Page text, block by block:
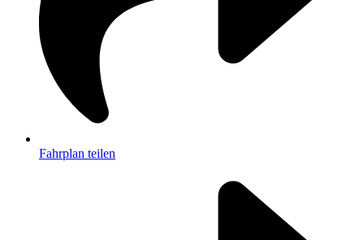
Fahrplan teilen